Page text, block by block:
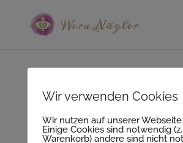
Keine Ergebnisse
gefunden
Die angefragte Seite konnte nicht
Wir verwenden Cookies
Wir nutzen auf unserer Webseite
Einige Cookies sind notwendig
Warenkorb) andere sind nicht